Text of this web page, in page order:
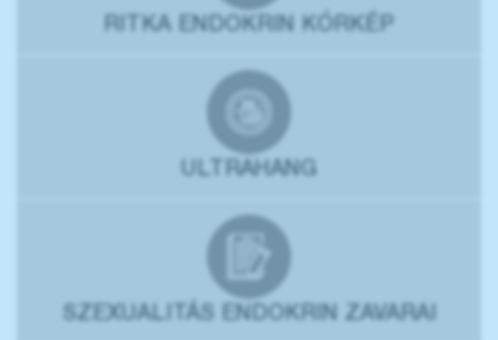
RITKA ENDOKRIN KÓRKÉP
ULTRAHANG
SZEXUALITÁS ENDOKRIN ZAVARAI